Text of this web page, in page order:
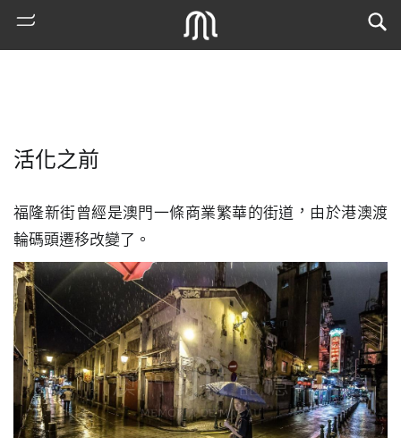
熱
門
搜
索
地
活化之前
福隆新街曾經是澳門一條商業繁華的街道，由於港澳渡
輪碼頭遷移改變了。